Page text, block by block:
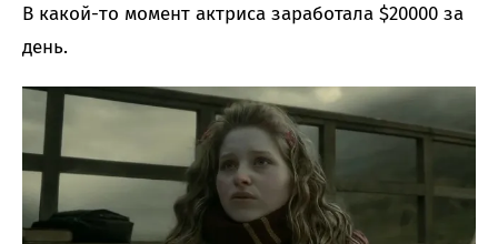
В какой-то момент актриса заработала $20000 за
день.